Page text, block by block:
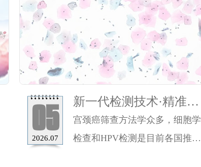
05
2026.07
新一代检测技术·精准守
护女性健康（三）
宫颈癌筛查方法学众多，细胞学
检查和HPV检测是目前各国推荐